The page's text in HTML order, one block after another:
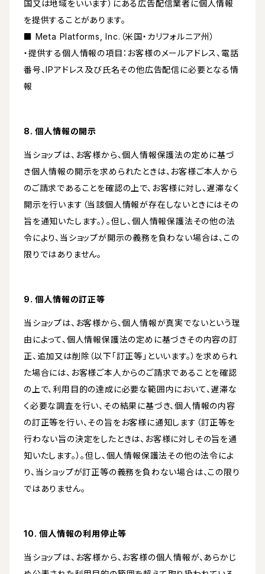
国又は地域をいいます）にある広告配信業者に個人情報
を提供することがあります。
■ Meta Platforms, Inc.（米国・カリフォルニア州）
・提供する個人情報の項目：お客様のメールアドレス、電話
番号、IPアドレス及び氏名その他広告配信に必要となる情
報
8. 個人情報の開示
当ショップは、お客様から、個人情報保護法の定めに基づ
き個人情報の開示を求められたときは、お客様ご本人から
のご請求であることを確認の上で、お客様に対し、遅滞なく
開示を行います（当該個人情報が存在しないときにはその
旨を通知いたします。）。但し、個人情報保護法その他の法
令により、当ショップが開示の義務を負わない場合は、この
限りではありません。
9. 個人情報の訂正等
当ショップは、お客様から、個人情報が真実でないという理
由によって、個人情報保護法の定めに基づきその内容の訂
正、追加又は削除（以下「訂正等」といいます。）を求められ
た場合には、お客様ご本人からのご請求であることを確認
の上で、利用目的の達成に必要な範囲内において、遅滞な
く必要な調査を行い、その結果に基づき、個人情報の内容
の訂正等を行い、その旨をお客様に通知します（訂正等を
行わない旨の決定をしたときは、お客様に対しその旨を通
知いたします。）。但し、個人情報保護法その他の法令によ
り、当ショップが訂正等の義務を負わない場合は、この限り
ではありません。
10. 個人情報の利用停止等
当ショップは、お客様から、お客様の個人情報が、あらかじ